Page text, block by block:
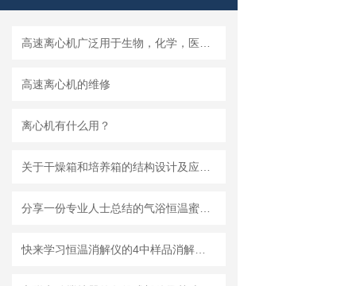
高速离心机的维修
离心机有什么用？